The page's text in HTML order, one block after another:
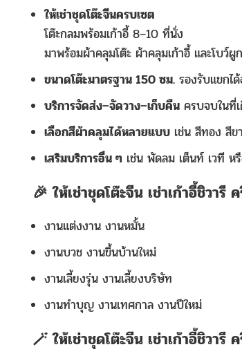
ให้เช่าชุดโต๊ะจีนครบเซต
โต๊ะกลมพร้อมเก้าอี้ 8–10 ที่นั่ง
มาพร้อมผ้าคลุมโต๊ะ ผ้าคลุมเก้าอี้ และโบว์
ขนาดโต๊ะมาตรฐาน 150 ซม. รองรับแขกไ
บริการจัดส่ง–จัดวาง–เก็บคืน ครบจบในที่
เลือกสีผ้าคลุมได้หลายแบบ เช่น สีทอง สี
เสริมบริการอื่น ๆ เช่น พัดลม เต็นท์ เวที ห
🎉 ให้เช่าชุดโต๊ะจีน เช่าเก้าอี้ชิวารี
งานแต่งงาน งานหมั้น
งานบวช งานขึ้นบ้านใหม่
งานเลี้ยงรุ่น งานเลี้ยงบริษัท
งานทำบุญ งานเทศกาล งานปีใหม่
🪄 ให้เช่าชุดโต๊ะจีน เช่าเก้าอี้ชิวารี